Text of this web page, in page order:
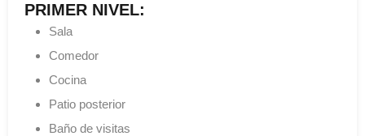
PRIMER NIVEL:
Sala
Comedor
Cocina
Patio posterior
Baño de visitas